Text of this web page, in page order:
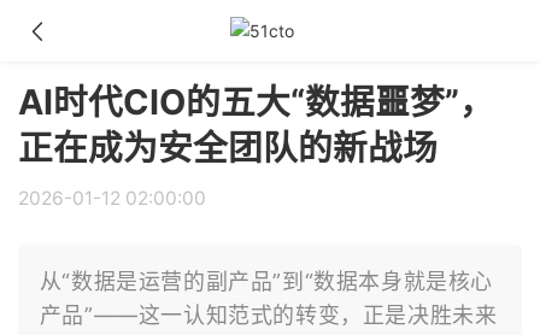
AI时代CIO的五大“数据噩梦”，
正在成为安全团队的新战场
2026-01-12 02:00:00
从“数据是运营的副产品”到“数据本身就是核心
产品”——这一认知范式的转变，正是决胜未来